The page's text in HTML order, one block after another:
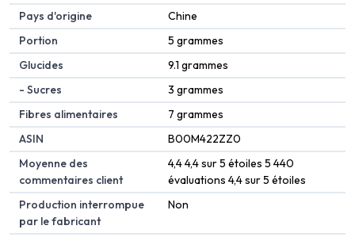
Pays d'origine
‎Chine
Portion
‎5 grammes
Glucides
‎9.1 grammes
- Sucres
‎3 grammes
Fibres alimentaires
‎7 grammes
ASIN
B00M422ZZ0
Moyenne des
commentaires client
4,4 4,4 sur 5 étoiles 5 440
évaluations 4,4 sur 5 étoiles
Production interrompue
par le fabricant
Non